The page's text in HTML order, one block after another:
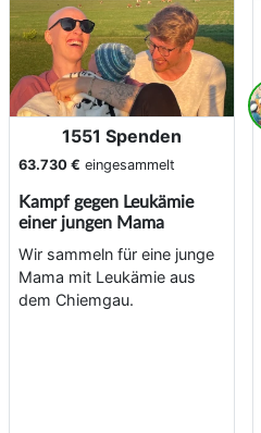
1551 Spenden
63.730 € eingesammelt
Kampf gegen Leukämie
einer jungen Mama
Wir sammeln für eine junge
Mama mit Leukämie aus
dem Chiemgau.